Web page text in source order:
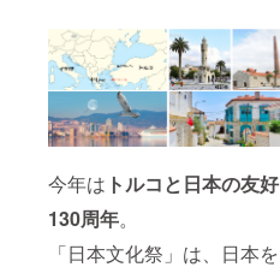
今年は トルコと日本の友好
130周年。
「日本文化祭」は、日本を